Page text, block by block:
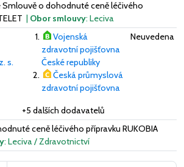
Smlouvě o dohodnuté ceně léčivého
| Obor smlouvy: Leciva
s.
Vojenská
zdravotní pojišťovna
České republiky
Česká průmyslová
zdravotní pojišťovna
+5 dalších dodavatelů
Neuvedena
ceně léčivého přípravku RUKOBIA
: Leciva / Zdravotnictví